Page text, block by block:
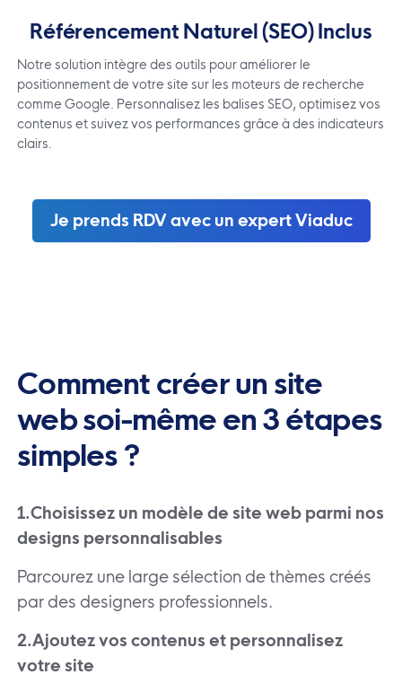
Référencement Naturel (SEO) Inclus
Notre solution intègre des outils pour améliorer le
positionnement de votre site sur les moteurs de recherche
comme Google. Personnalisez les balises SEO, optimisez vos
contenus et suivez vos performances grâce à des indicateurs
clairs.
Je prends RDV avec un expert Viaduc
Comment créer un site
web soi-même en 3 étapes
simples ?
1.Choisissez un modèle de site web parmi nos
designs personnalisables
Parcourez une large sélection de thèmes créés
par des designers professionnels.
2.Ajoutez vos contenus et personnalisez
votre site